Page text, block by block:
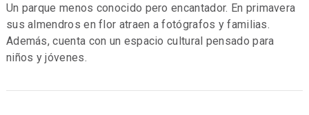
Un parque menos conocido pero encantador. En primavera
sus almendros en flor atraen a fotógrafos y familias.
Además, cuenta con un espacio cultural pensado para
niños y jóvenes.